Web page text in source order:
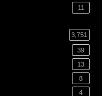
11
3,751
39
13
8
4